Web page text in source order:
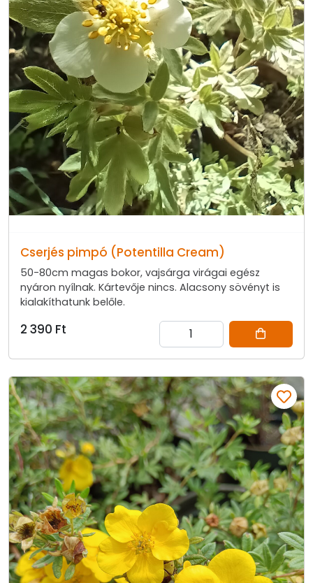
Cserjés pimpó (Potentilla Cream)
50-80cm magas bokor, vajsárga virágai egész
nyáron nyílnak. Kártevője nincs. Alacsony sövényt is
kialakíthatunk belőle.
2 390 Ft